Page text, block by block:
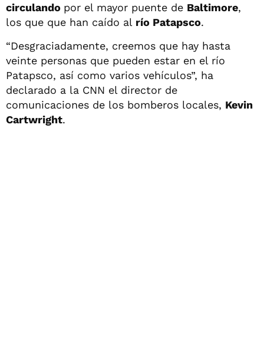
circulando por el mayor puente de Baltimore,
los que que han caído al río Patapsco.
“Desgraciadamente, creemos que hay hasta
veinte personas que pueden estar en el río
Patapsco, así como varios vehículos”, ha
declarado a la CNN el director de
comunicaciones de los bomberos locales, Kevin
Cartwright.